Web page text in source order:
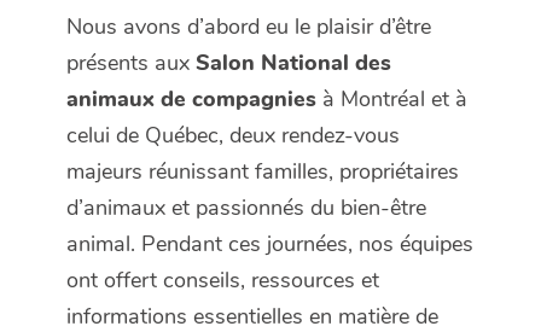
Nous avons d’abord eu le plaisir d’être
présents aux Salon National des
animaux de compagnies à Montréal et à
celui de Québec, deux rendez-vous
majeurs réunissant familles, propriétaires
d’animaux et passionnés du bien-être
animal. Pendant ces journées, nos équipes
ont offert conseils, ressources et
informations essentielles en matière de